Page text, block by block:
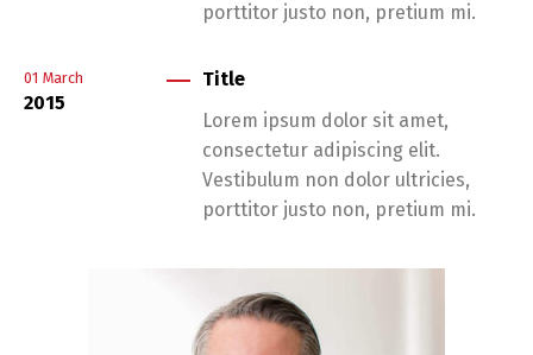
porttitor justo non, pretium mi.
01 March
2015
Title
Lorem ipsum dolor sit amet,
consectetur adipiscing elit.
Vestibulum non dolor ultricies,
porttitor justo non, pretium mi.